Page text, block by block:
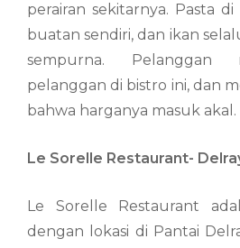
perairan sekitarnya. Pasta
buatan sendiri, dan ikan
sempurna. Pelanggan
pelanggan di bistro ini, dan
bahwa harganya masuk akal.
Le Sorelle Restaurant-
Le Sorelle Restaurant
dengan lokasi di Pantai